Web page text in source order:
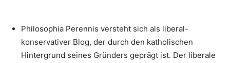
Philosophia Perennis versteht sich als liberal-
konservativer Blog, der durch den katholischen
Hintergrund seines Gründers geprägt ist. Der liberale